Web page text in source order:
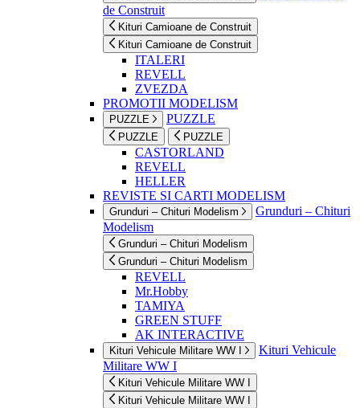
de Construit
Kituri Camioane de Construit
Kituri Camioane de Construit
ITALERI
REVELL
ZVEZDA
PROMOTII MODELISM
PUZZLE PUZZLE
PUZZLE PUZZLE
CASTORLAND
REVELL
HELLER
REVISTE SI CARTI MODELISM
Grunduri – Chituri Modelism
Grunduri – Chituri
Modelism
Grunduri – Chituri Modelism
Grunduri – Chituri Modelism
REVELL
Mr.Hobby
TAMIYA
GREEN STUFF
AK INTERACTIVE
Kituri Vehicule Militare WW I
Kituri Vehicule
Militare WW I
Kituri Vehicule Militare WW I
Kituri Vehicule Militare WW I